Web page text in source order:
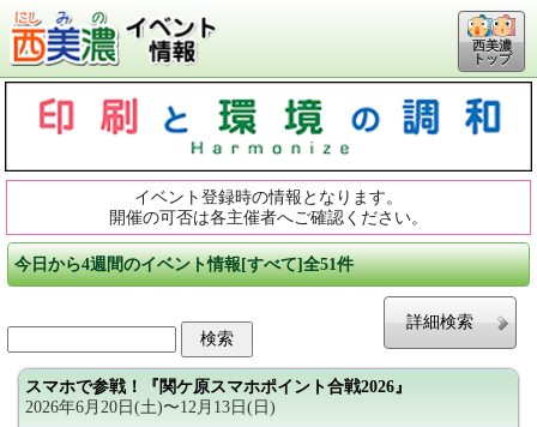
西美濃
トップ
イベント登録時の情報となります。
開催の可否は各主催者へご確認ください。
今日から4週間のイベント情報[すべて]全51件
詳細検索
スマホで参戦！『関ケ原スマホポイント合戦2026』
2026年6月20日(土)〜12月13日(日)